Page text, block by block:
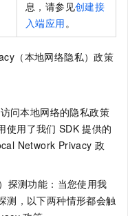
息，请参见创建接
入端应用。
（本地网络隐私）政策
问本地网络的隐私政策
使用了我们 SDK 提供的
Network Privacy 政
探测功能：当您使用我
测，以下两种情形都会触